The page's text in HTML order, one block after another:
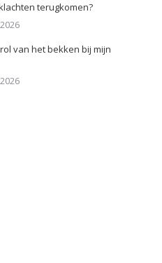
terugkomen?
van het bekken bij mijn